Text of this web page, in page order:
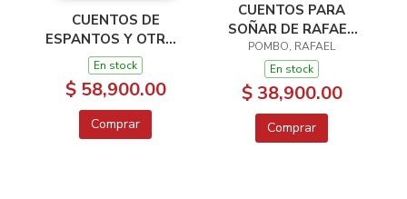
CUENTOS DE
ESPANTOS Y OTROS
SERE FANTÁSTICOS
DEL FOLCLOR
COLOMBIANO
En stock
$ 58,900.00
Comprar
CUENTOS PARA
SOÑAR DE RAFAEL
POMBO
POMBO, RAFAEL
En stock
$ 38,900.00
Comprar